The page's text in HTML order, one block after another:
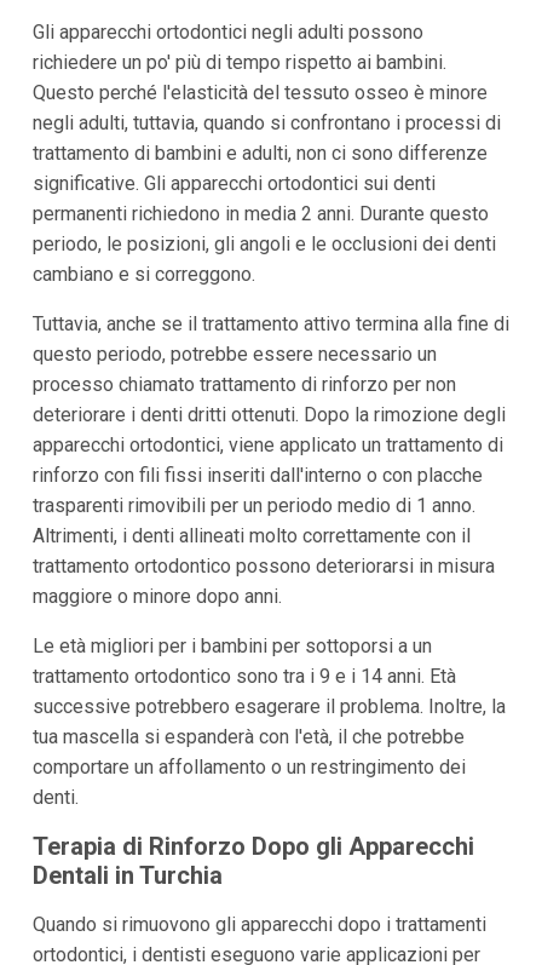
Gli apparecchi ortodontici negli adulti possono
richiedere un po' più di tempo rispetto ai bambini.
Questo perché l'elasticità del tessuto osseo è minore
negli adulti, tuttavia, quando si confrontano i processi di
trattamento di bambini e adulti, non ci sono differenze
significative. Gli apparecchi ortodontici sui denti
permanenti richiedono in media 2 anni. Durante questo
periodo, le posizioni, gli angoli e le occlusioni dei denti
cambiano e si correggono.
Tuttavia, anche se il trattamento attivo termina alla fine di
questo periodo, potrebbe essere necessario un
processo chiamato trattamento di rinforzo per non
deteriorare i denti dritti ottenuti. Dopo la rimozione degli
apparecchi ortodontici, viene applicato un trattamento di
rinforzo con fili fissi inseriti dall'interno o con placche
trasparenti rimovibili per un periodo medio di 1 anno.
Altrimenti, i denti allineati molto correttamente con il
trattamento ortodontico possono deteriorarsi in misura
maggiore o minore dopo anni.
Le età migliori per i bambini per sottoporsi a un
trattamento ortodontico sono tra i 9 e i 14 anni. Età
successive potrebbero esagerare il problema. Inoltre, la
tua mascella si espanderà con l'età, il che potrebbe
comportare un affollamento o un restringimento dei
denti.
Terapia di Rinforzo Dopo gli Apparecchi
Dentali in Turchia
Quando si rimuovono gli apparecchi dopo i trattamenti
ortodontici, i dentisti eseguono varie applicazioni per